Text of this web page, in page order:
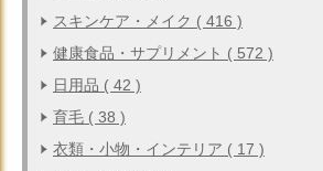
スキンケア・メイク ( 416 )
健康食品・サプリメント ( 572 )
日用品 ( 42 )
育毛 ( 38 )
衣類・小物・インテリア ( 17 )